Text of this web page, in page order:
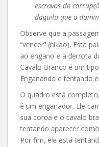
escravos da
daquilo que o
Observe que a
“vencer” (nikao). Esta
ao engano e a derrota
Cavalo Branco é um
Enganando e tentando
O quadro está
é um enganador. Ele
sua coroa e o cavalo
tentando aparecer
Por fim, ele está